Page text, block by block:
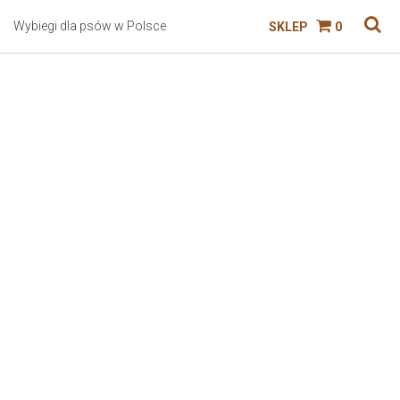
Wybiegi dla psów w Polsce SKLEP 0